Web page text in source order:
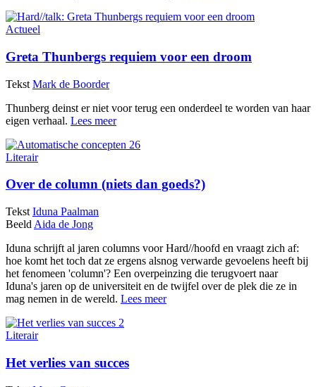
Actueel
Greta Thunbergs requiem voor een droom
Tekst Mark de Boorder
Thunberg deinst er niet voor terug een onderdeel te worden van haar
eigen verhaal. Lees meer
Literair
Over de column (niets dan goeds?)
Tekst Iduna Paalman
Beeld Aida de Jong
Iduna schrijft al jaren columns voor Hard//hoofd en vraagt zich af:
hoe komt het toch dat ze ergens alsnog verwarde gevoelens heeft bij
het fenomeen 'column'? Een overpeinzing die terugvoert naar
Iduna's jaren op de universiteit en de twijfel over de plek die ze in
mag nemen in de wereld. Lees meer
Literair
Het verlies van succes